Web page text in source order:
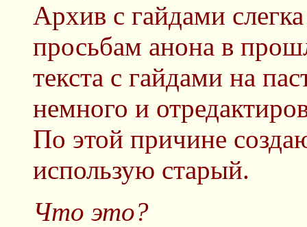
Архив с гайдами
просьбам анона в
текста с гайдами на
немного и
По этой причине
использую старый.
Что это?